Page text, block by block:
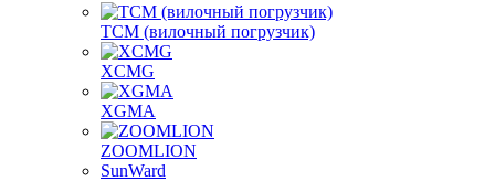
TCM (вилочный погрузчик)
XCMG
XGMA
ZOOMLION
SunWard